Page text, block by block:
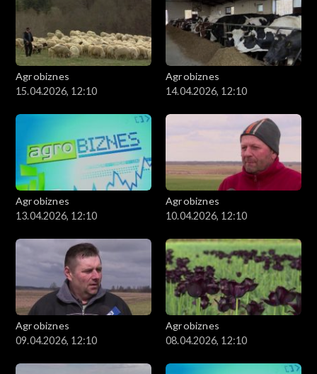
Agrobiznes
15.04.2026, 12:10
Agrobiznes
14.04.2026, 12:10
Agrobiznes
13.04.2026, 12:10
Agrobiznes
10.04.2026, 12:10
Agrobiznes
09.04.2026, 12:10
Agrobiznes
08.04.2026, 12:10